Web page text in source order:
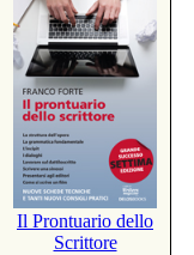
Il Prontuario dello
Scrittore